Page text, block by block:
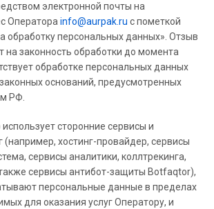
электронной почты на
Оператора info@aurpak.ru с пометкой
обработку персональных данных». Отзыв
на законность обработки до момента
обработке персональных данных
оснований, предусмотренных
РФ.
сторонние сервисы и
(например, хостинг-провайдер, сервисы
сервисы аналитики, коллтрекинга,
сервисы антибот-защиты Botfaqtor),
персональные данные в пределах
для оказания услуг Оператору, и